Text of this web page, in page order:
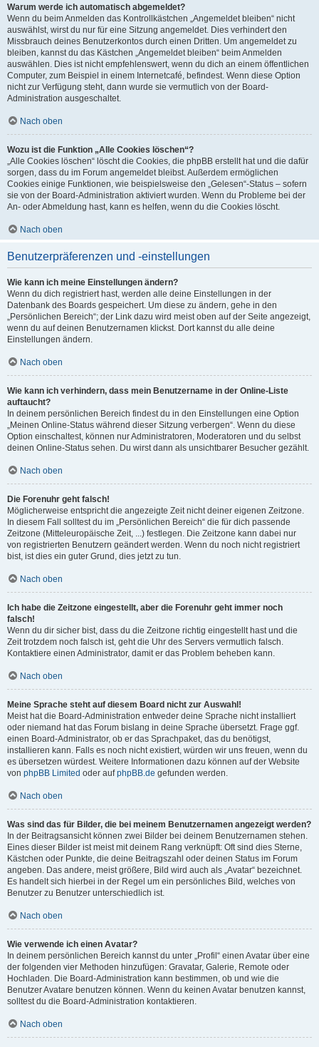
Warum werde ich automatisch abgemeldet?
Wenn du beim Anmelden das Kontrollkästchen „Angemeldet bleiben“ nicht
auswählst, wirst du nur für eine Sitzung angemeldet. Dies verhindert den
Missbrauch deines Benutzerkontos durch einen Dritten. Um angemeldet zu
bleiben, kannst du das Kästchen „Angemeldet bleiben“ beim Anmelden
auswählen. Dies ist nicht empfehlenswert, wenn du dich an einem öffentlichen
Computer, zum Beispiel in einem Internetcafé, befindest. Wenn diese Option
nicht zur Verfügung steht, dann wurde sie vermutlich von der Board-
Administration ausgeschaltet.
Nach oben
Wozu ist die Funktion „Alle Cookies löschen“?
„Alle Cookies löschen“ löscht die Cookies, die phpBB erstellt hat und die dafür
sorgen, dass du im Forum angemeldet bleibst. Außerdem ermöglichen
Cookies einige Funktionen, wie beispielsweise den „Gelesen“-Status – sofern
sie von der Board-Administration aktiviert wurden. Wenn du Probleme bei der
An- oder Abmeldung hast, kann es helfen, wenn du die Cookies löscht.
Nach oben
Benutzerpräferenzen und -einstellungen
Wie kann ich meine Einstellungen ändern?
Wenn du dich registriert hast, werden alle deine Einstellungen in der
Datenbank des Boards gespeichert. Um diese zu ändern, gehe in den
„Persönlichen Bereich“; der Link dazu wird meist oben auf der Seite angezeigt,
wenn du auf deinen Benutzernamen klickst. Dort kannst du alle deine
Einstellungen ändern.
Nach oben
Wie kann ich verhindern, dass mein Benutzername in der Online-Liste
auftaucht?
In deinem persönlichen Bereich findest du in den Einstellungen eine Option
„Meinen Online-Status während dieser Sitzung verbergen“. Wenn du diese
Option einschaltest, können nur Administratoren, Moderatoren und du selbst
deinen Online-Status sehen. Du wirst dann als unsichtbarer Besucher gezählt.
Nach oben
Die Forenuhr geht falsch!
Möglicherweise entspricht die angezeigte Zeit nicht deiner eigenen Zeitzone.
In diesem Fall solltest du im „Persönlichen Bereich“ die für dich passende
Zeitzone (Mitteleuropäische Zeit, ...) festlegen. Die Zeitzone kann dabei nur
von registrierten Benutzern geändert werden. Wenn du noch nicht registriert
bist, ist dies ein guter Grund, dies jetzt zu tun.
Nach oben
Ich habe die Zeitzone eingestellt, aber die Forenuhr geht immer noch
falsch!
Wenn du dir sicher bist, dass du die Zeitzone richtig eingestellt hast und die
Zeit trotzdem noch falsch ist, geht die Uhr des Servers vermutlich falsch.
Kontaktiere einen Administrator, damit er das Problem beheben kann.
Nach oben
Meine Sprache steht auf diesem Board nicht zur Auswahl!
Meist hat die Board-Administration entweder deine Sprache nicht installiert
oder niemand hat das Forum bislang in deine Sprache übersetzt. Frage ggf.
einen Board-Administrator, ob er das Sprachpaket, das du benötigst,
installieren kann. Falls es noch nicht existiert, würden wir uns freuen, wenn du
es übersetzen würdest. Weitere Informationen dazu können auf der Website
von phpBB Limited oder aufphpBB.de gefunden werden.
Nach oben
Was sind das für Bilder, die bei meinem Benutzernamen angezeigt werden?
In der Beitragsansicht können zwei Bilder bei deinem Benutzernamen stehen.
Eines dieser Bilder ist meist mit deinem Rang verknüpft: Oft sind dies Sterne,
Kästchen oder Punkte, die deine Beitragszahl oder deinen Status im Forum
angeben. Das andere, meist größere, Bild wird auch als „Avatar“ bezeichnet.
Es handelt sich hierbei in der Regel um ein persönliches Bild, welches von
Benutzer zu Benutzer unterschiedlich ist.
Nach oben
Wie verwende ich einen Avatar?
In deinem persönlichen Bereich kannst du unter „Profil“ einen Avatar über eine
der folgenden vier Methoden hinzufügen: Gravatar, Galerie, Remote oder
Hochladen. Die Board-Administration kann bestimmen, ob und wie die
Benutzer Avatare benutzen können. Wenn du keinen Avatar benutzen kannst,
solltest du die Board-Administration kontaktieren.
Nach oben